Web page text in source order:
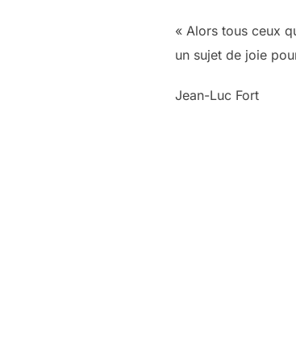
« Alors tous ceux
un sujet de joie
Jean-Luc Fort